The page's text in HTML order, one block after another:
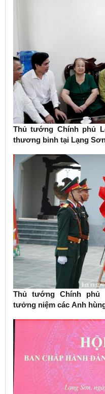
Thủ tướng Chính phủ
thương binh tại Lạng
Thủ tướng Chính phủ
tưởng niệm các Anh